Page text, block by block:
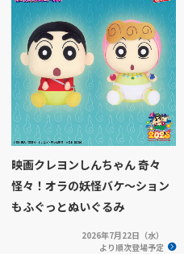
映画クレヨンしんちゃん 奇々
怪々！オラの妖怪バケ～ション
もふぐっとぬいぐるみ
2026年7月22日（水）
より順次登場予定